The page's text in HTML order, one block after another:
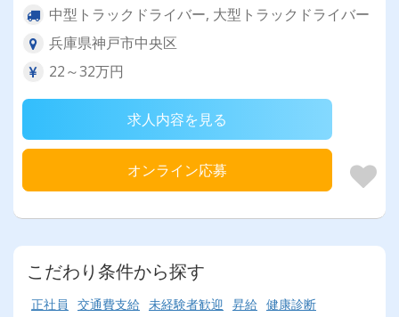
中型トラックドライバー, 大型トラックドライバー
兵庫県神戸市中央区
22～32万円
求人内容を見る
オンライン応募
こだわり条件から探す
正社員 交通費支給 未経験者歓迎 昇給 健康診断